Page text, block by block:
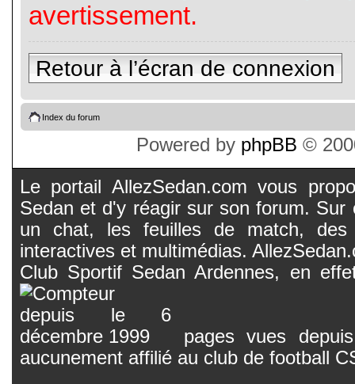
avertissement.
Retour à l’écran de connexion
Index du forum
Powered by phpBB ©
Le portail AllezSedan.com vous
Sedan et d'y réagir sur son forum.
un chat, les feuilles de match, des
interactives et multimédias.
Club Sportif Sedan Ardennes, en
pages vues
aucunement affilié au club de football